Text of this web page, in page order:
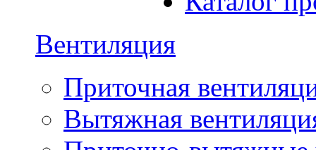
Вентиляция
Приточная
Вытяжная